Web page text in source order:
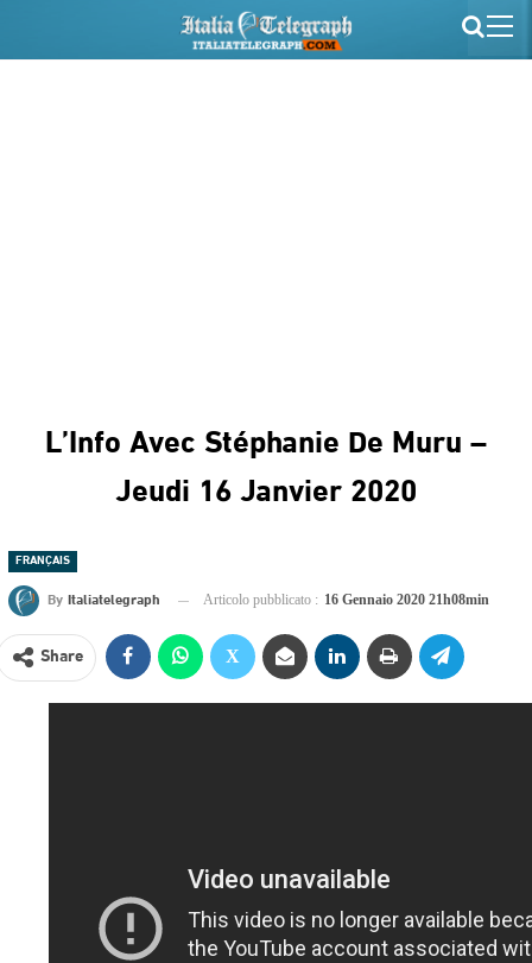
L’Info Avec Stéphanie De Muru –
Jeudi 16 Janvier 2020
FRANÇAIS
By Italiatelegraph Articolo pubblicato : 16 Gennaio 2020 21h08min
Share